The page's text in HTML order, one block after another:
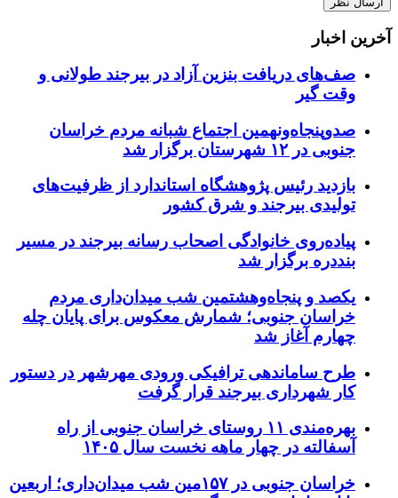
آخرین اخبار
صف‌های دریافت بنزین آزاد در بیرجند طولانی و
وقت گیر
صدوپنجاه‌ونهمین اجتماع شبانه مردم خراسان
جنوبی در ۱۲ شهرستان برگزار شد
بازدید رئیس پژوهشگاه استاندارد از ظرفیت‌های
تولیدی بیرجند و شرق کشور
پیاده‌روی خانوادگی اصحاب رسانه بیرجند در مسیر
بنددره برگزار شد
یکصد و پنجاه‌وهشتمین شب میدان‌داری مردم
خراسان جنوبی؛ شمارش معکوس برای پایان چله
چهارم آغاز شد
طرح ساماندهی ترافیکی ورودی مهرشهر در دستور
کار شهرداری بیرجند قرار گرفت
بهره‌مندی ۱۱ روستای خراسان جنوبی از راه
آسفالته در چهار ماهه نخست سال ۱۴۰۵
خراسان جنوبی در ۱۵۷مین شب میدان‌داری؛ اربعین